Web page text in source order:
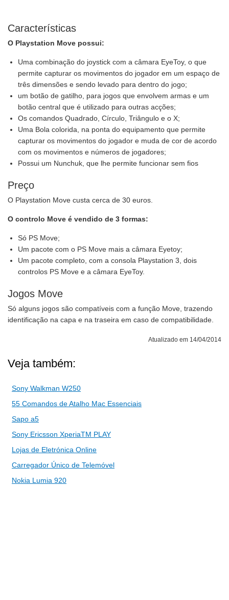
Características
O Playstation Move possui:
Uma combinação do joystick com a câmara EyeToy, o que
permite capturar os movimentos do jogador em um espaço de
três dimensões e sendo levado para dentro do jogo;
um botão de gatilho, para jogos que envolvem armas e um
botão central que é utilizado para outras acções;
Os comandos Quadrado, Círculo, Triângulo e o X;
Uma Bola colorida, na ponta do equipamento que permite
capturar os movimentos do jogador e muda de cor de acordo
com os movimentos e números de jogadores;
Possui um Nunchuk, que lhe permite funcionar sem fios
Preço
O Playstation Move custa cerca de 30 euros.
O controlo Move é vendido de 3 formas:
Só PS Move;
Um pacote com o PS Move mais a câmara Eyetoy;
Um pacote completo, com a consola Playstation 3, dois
controlos PS Move e a câmara EyeToy.
Jogos Move
Só alguns jogos são compatíveis com a função Move, trazendo
identificação na capa e na traseira em caso de compatibilidade.
Atualizado em 14/04/2014
Veja também:
Sony Walkman W250
55 Comandos de Atalho Mac Essenciais
Sapo a5
Sony Ericsson XperiaTM PLAY
Lojas de Eletrónica Online
Carregador Único de Telemóvel
Nokia Lumia 920